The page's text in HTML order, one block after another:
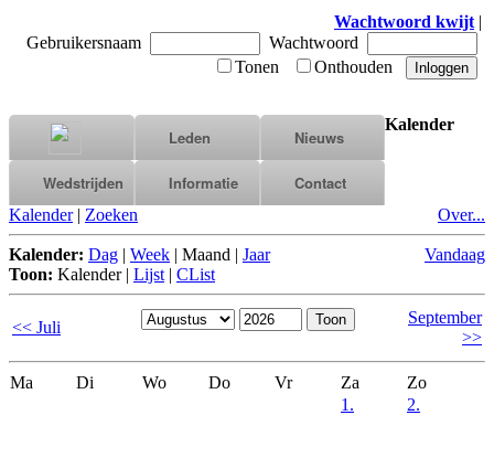
Wachtwoord kwijt |
Gebruikersnaam
Wachtwoord
Tonen
Onthouden
Leden Nieuws
Wedstrijden Informatie Contact
Kalender
Kalender | Zoeken Over...
Kalender: Dag | Week | Maand | Jaar
Toon: Kalender| Lijst | CList
Vandaag
<< Juli
September
>>
Ma Di Wo Do Vr Za
Zo
1.
2.